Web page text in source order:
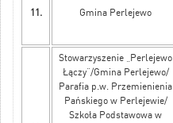
11. Gmina Perlejewo
Stowarzyszenie „Perlejewo
Łączy”/Gmina Perlejewo/
Parafia p.w. Przemienienia
Pańskiego w Perlejewie/
Szkoła Podstawowa w